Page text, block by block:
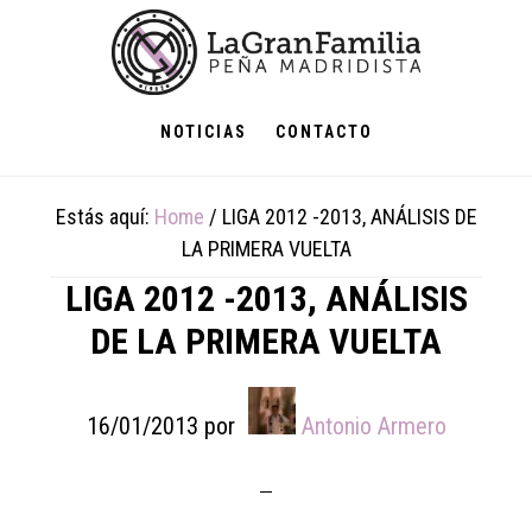
NOTICIAS CONTACTO
Estás aquí: Home / LIGA 2012 -2013, ANÁLISIS DE
LA PRIMERA VUELTA
LIGA 2012 -2013, ANÁLISIS
DE LA PRIMERA VUELTA
16/01/2013 por Antonio Armero